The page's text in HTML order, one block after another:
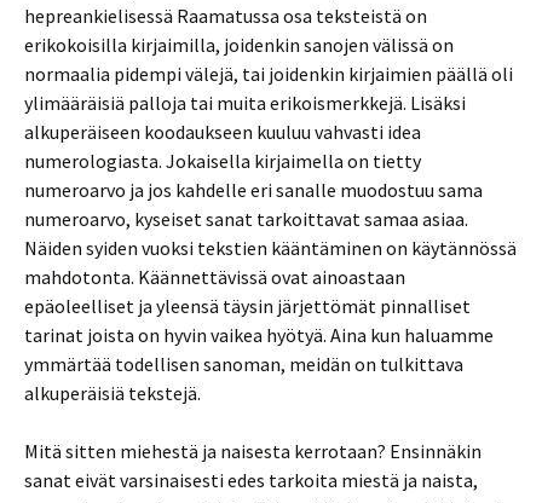
hepreankielisessä Raamatussa osa teksteistä on
erikokoisilla kirjaimilla, joidenkin sanojen välissä on
normaalia pidempi välejä, tai joidenkin kirjaimien päällä oli
ylimääräisiä palloja tai muita erikoismerkkejä. Lisäksi
alkuperäiseen koodaukseen kuuluu vahvasti idea
numerologiasta. Jokaisella kirjaimella on tietty
numeroarvo ja jos kahdelle eri sanalle muodostuu sama
numeroarvo, kyseiset sanat tarkoittavat samaa asiaa.
Näiden syiden vuoksi tekstien kääntäminen on käytännössä
mahdotonta. Käännettävissä ovat ainoastaan
epäoleelliset ja yleensä täysin järjettömät pinnalliset
tarinat joista on hyvin vaikea hyötyä. Aina kun haluamme
ymmärtää todellisen sanoman, meidän on tulkittava
alkuperäisiä tekstejä.
Mitä sitten miehestä ja naisesta kerrotaan? Ensinnäkin
sanat eivät varsinaisesti edes tarkoita miestä ja naista,